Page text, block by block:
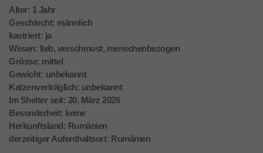
Alter: 1 Jahr
Geschlecht: männlich
kastriert: ja
Wesen: lieb, verschmust, menschenbezogen
Grösse: mittel
Gewicht: unbekannt
Katzenverträglich: unbekannt
Im Shelter seit: 20. März 2026
Besonderheit: keine
Herkunftsland: Rumänien
derzeitiger Aufenthaltsort: Rumänien